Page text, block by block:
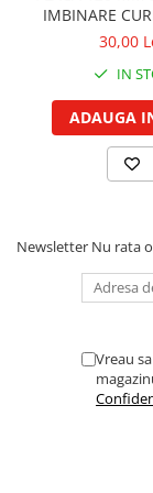
Curele ventilator
Furtunuri radiator
Pompe apa
Radiator
Termostat apa
Intinzator de
Cilindru hidraulic
Bucsa, inel, oring,
Cutie de viteze
Ax cutie viteze
Bucsa cutie viteze
Rulmenti cutie
Bolt reductor
Pinion reductor
Rulment
Simering,
Arbore ax priza
IMBINARE
30,00
IN
ADAUGA
Newsletter Nu rata
Vreau